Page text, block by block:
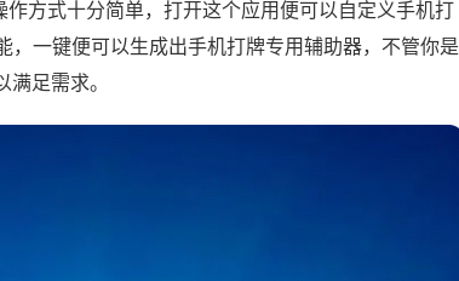
方式十分简单，打开这个应用便可以自定义手机打
，一键便可以生成出手机打牌专用辅助器，不管你是
足需求。